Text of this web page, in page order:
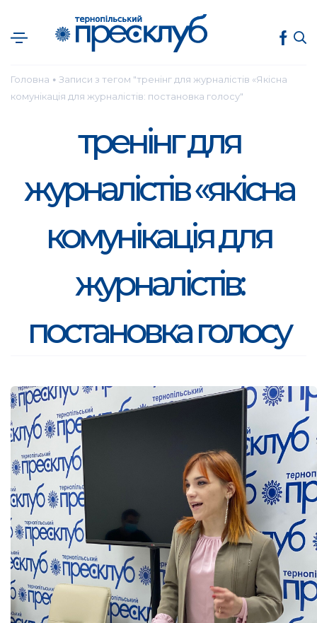
Головна ● Записи з тегом "тренінг для журналістів «Якісна
комунікація для журналістів: постановка голосу"
тренінг для
журналістів «якісна
комунікація для
журналістів:
постановка голосу